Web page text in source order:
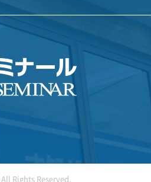
Rights Reserved.